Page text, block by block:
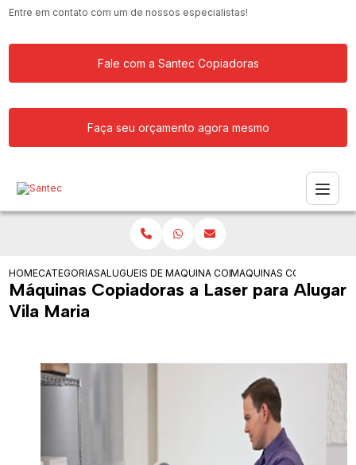
Entre em contato com um de nossos especialistas!
Fale com a Santec Copiadoras
Faça seu orçamento agora mesmo
HOMECATEGORIASALUGUEIS DE COPIADORASMAQUINA COPIADORA PARA ALUGAR
MAQUINAS COPIADORAS
Máquinas Copiadoras a Laser para Alugar
Vila Maria